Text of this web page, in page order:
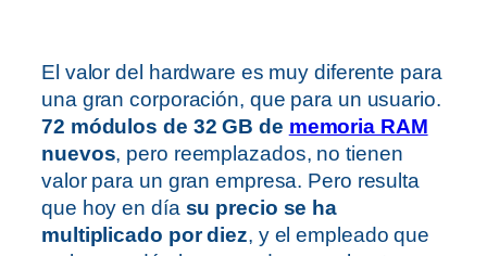
El valor del hardware es muy diferente para
una gran corporación, que para un usuario.
72 módulos de 32 GB de memoria RAM
nuevos, pero reemplazados, no tienen
valor para un gran empresa. Pero resulta
que hoy en día su precio se ha
multiplicado por diez, y el empleado que